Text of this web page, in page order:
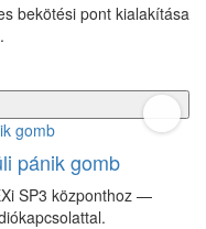
bekötési pont kialakítása
pánik gomb
SP3 központhoz —